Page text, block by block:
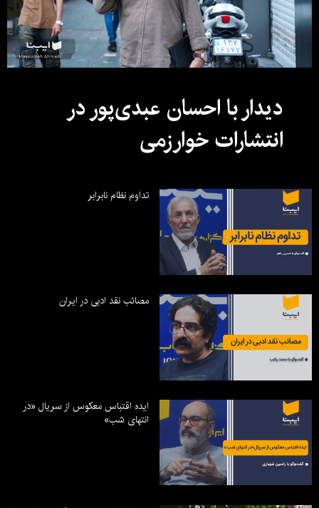
دیدار با احسان عبدی‌پور در
انتشارات خوارزمی
تداوم نظام نابرابر
مصائب نقد ادبی در ایران
ایده اقتباس معکوس از سریال «در
انتهای شب»